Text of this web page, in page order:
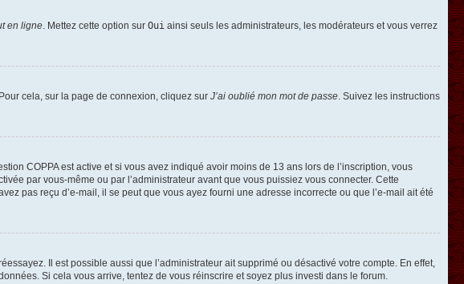
en ligne . Mettez cette option sur Oui ainsi seuls les administrateurs, les modérateurs et vous verrez
cela, sur la page de connexion, cliquez sur J’ai oublié mon mot de passe . Suivez les instructions
COPPA est active et si vous avez indiqué avoir moins de 13 ans lors de l’inscription, vous
par vous-même ou par l’administrateur avant que vous puissiez vous connecter. Cette
pas reçu d’e-mail, il se peut que vous ayez fourni une adresse incorrecte ou que l’e-mail ait été
Il est possible aussi que l’administrateur ait supprimé ou désactivé votre compte. En effet,
Si cela vous arrive, tentez de vous réinscrire et soyez plus investi dans le forum.